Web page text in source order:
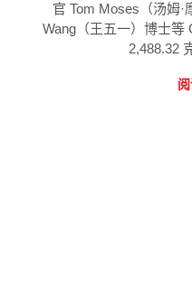
官 Tom Moses（汤姆
Wang（王五一）博士等
2,488.32